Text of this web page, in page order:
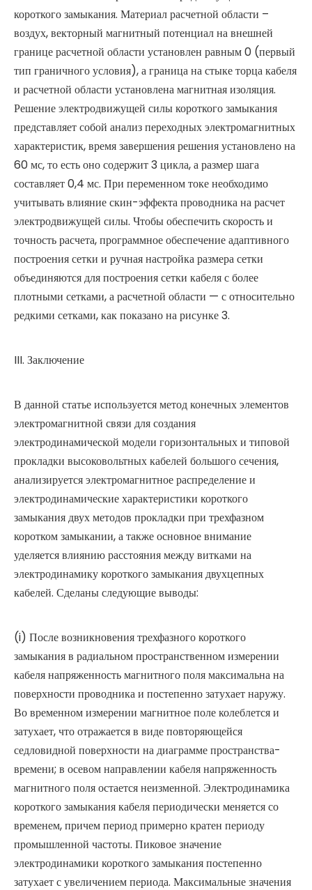
короткого замыкания. Материал расчетной области –
воздух, векторный магнитный потенциал на внешней
границе расчетной области установлен равным 0 (первый
тип граничного условия), а граница на стыке торца кабеля
и расчетной области установлена ​​магнитная изоляция.
Решение электродвижущей силы короткого замыкания
представляет собой анализ переходных электромагнитных
характеристик, время завершения решения установлено на
60 мс, то есть оно содержит 3 цикла, а размер шага
составляет 0,4 мс. При переменном токе необходимо
учитывать влияние скин-эффекта проводника на расчет
электродвижущей силы. Чтобы обеспечить скорость и
точность расчета, программное обеспечение адаптивного
построения сетки и ручная настройка размера сетки
объединяются для построения сетки кабеля с более
плотными сетками, а расчетной области — с относительно
редкими сетками, как показано на рисунке 3.
III. Заключение
В данной статье используется метод конечных элементов
электромагнитной связи для создания
электродинамической модели горизонтальных и типовой
прокладки высоковольтных кабелей большого сечения,
анализируется электромагнитное распределение и
электродинамические характеристики короткого
замыкания двух методов прокладки при трехфазном
коротком замыкании, а также основное внимание
уделяется влиянию расстояния между витками на
электродинамику короткого замыкания двухцепных
кабелей. Сделаны следующие выводы:
(i) После возникновения трехфазного короткого
замыкания в радиальном пространственном измерении
кабеля напряженность магнитного поля максимальна на
поверхности проводника и постепенно затухает наружу.
Во временном измерении магнитное поле колеблется и
затухает, что отражается в виде повторяющейся
седловидной поверхности на диаграмме пространства-
времени; в осевом направлении кабеля напряженность
магнитного поля остается неизменной. Электродинамика
короткого замыкания кабеля периодически меняется со
временем, причем период примерно кратен периоду
промышленной частоты. Пиковое значение
электродинамики короткого замыкания постепенно
затухает с увеличением периода. Максимальные значения